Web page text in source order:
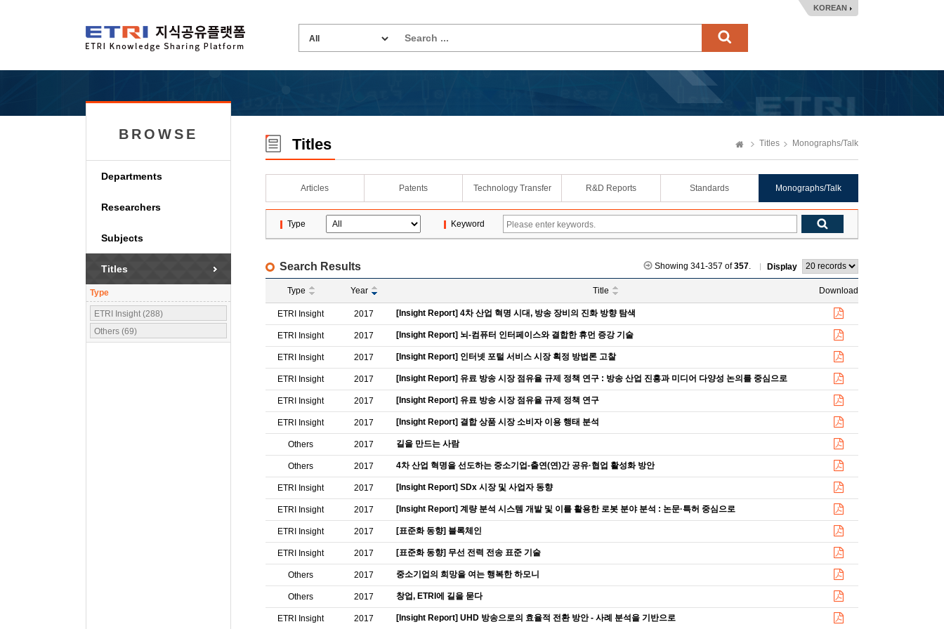
KOREAN
BROWSE
Departments
Researchers
Subjects
Titles
Type
ETRI Insight (288)
Others (69)
Titles Titles Monographs/Talk
Articles Patents Technology Transfer R&D Reports Standards Monographs/Talk
Type Keyword
Search Results Showing 341-357 of357. Display
Type Year Title Download
ETRI Insight 2017 [Insight Report] 4차 산업 혁명 시대, 방송 장비의 진화 방향 탐색
ETRI Insight 2017 [Insight Report] 뇌-컴퓨터 인터페이스와 결합한 휴먼 증강 기술
ETRI Insight 2017 [Insight Report] 인터넷 포털 서비스 시장 획정 방법론 고찰
ETRI Insight 2017 [Insight Report] 유료 방송 시장 점유율 규제 정책 연구 : 방송 산업 진흥과 미디어 다양성 논의를 중심으로
ETRI Insight 2017 [Insight Report] 유료 방송 시장 점유율 규제 정책 연구
ETRI Insight 2017 [Insight Report] 결합 상품 시장 소비자 이용 행태 분석
Others 2017 길을 만드는 사람
Others 2017 4차 산업 혁명을 선도하는 중소기업-출연(연)간 공유·협업 활성화 방안
ETRI Insight 2017 [Insight Report] SDx 시장 및 사업자 동향
ETRI Insight 2017 [Insight Report] 계량 분석 시스템 개발 및 이를 활용한 로봇 분야 분석 : 논문·특허 중심으로
ETRI Insight 2017 [표준화 동향] 블록체인
ETRI Insight 2017 [표준화 동향] 무선 전력 전송 표준 기술
Others 2017 중소기업의 희망을 여는 행복한 하모니
Others 2017 창업, ETRI에 길을 묻다
ETRI Insight 2017 [Insight Report] UHD 방송으로의 효율적 전환 방안 - 사례 분석을 기반으로